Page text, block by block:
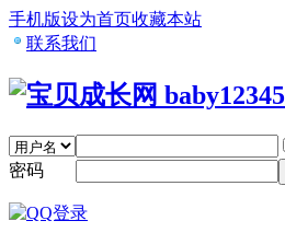
手机版设为首页收藏本站
联系我们
密码